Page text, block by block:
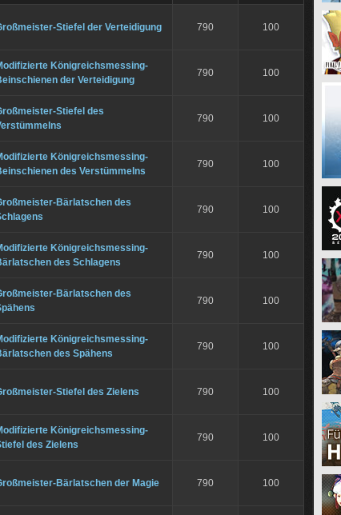
Stiefel der Verteidigung 790 100
Königreichsmessing-
der Verteidigung
790 100
Stiefel des
790 100
Königreichsmessing-
des Verstümmelns
790 100
Bärlatschen des
790 100
Königreichsmessing-
des Schlagens
790 100
Bärlatschen des
790 100
Königreichsmessing-
des Spähens
790 100
Stiefel des Zielens 790 100
Königreichsmessing-
des Zielens
790 100
Bärlatschen der Magie 790 100